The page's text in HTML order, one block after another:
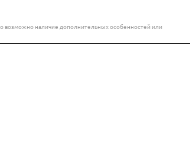
возможно наличие дополнительных особенностей или